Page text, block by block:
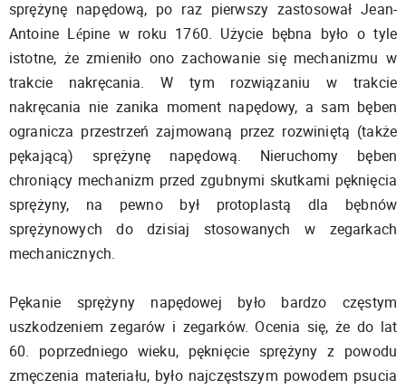
sprężynę napędową, po raz pierwszy zastosował Jean-
Antoine Lépine w roku 1760. Użycie bębna było o tyle
istotne, że zmieniło ono zachowanie się mechanizmu w
trakcie nakręcania. W tym rozwiązaniu w trakcie
nakręcania nie zanika moment napędowy, a sam bęben
ogranicza przestrzeń zajmowaną przez rozwiniętą (także
pękającą) sprężynę napędową. Nieruchomy bęben
chroniący mechanizm przed zgubnymi skutkami pęknięcia
sprężyny, na pewno był protoplastą dla bębnów
sprężynowych do dzisiaj stosowanych w zegarkach
mechanicznych.
Pękanie sprężyny napędowej było bardzo częstym
uszkodzeniem zegarów i zegarków. Ocenia się, że do lat
60. poprzedniego wieku, pęknięcie sprężyny z powodu
zmęczenia materiału, było najczęstszym powodem psucia